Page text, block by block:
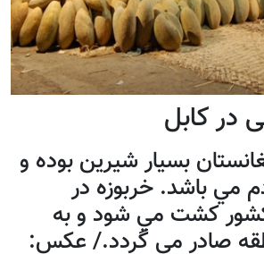
در کابل
بسيار شيرين بوده و
مي باشد. خربوزه در
کشت مي شود و به
صادر مي گردد./ عکس: